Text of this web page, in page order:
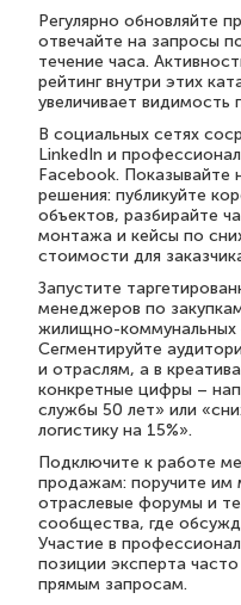
Регулярно обновляйте
отвечайте на запросы
течение часа.
рейтинг внутри этих
увеличивает видимость
В социальных сетях
LinkedIn и
Facebook. Показывайте
решения: публикуйте
объектов, разбирайте
монтажа и кейсы по
стоимости для
Запустите
менеджеров по
жилищно-коммунальных
Сегментируйте
и отраслям, а в
конкретные цифры –
службы 50 лет» или
логистику на 15%».
Подключите к работе
продажам: поручите им
отраслевые форумы и
сообщества, где
Участие в
позиции эксперта
прямым запросам.